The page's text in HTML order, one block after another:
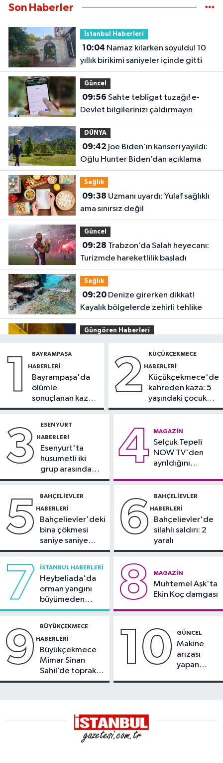
Son Haberler
İstanbul Haberleri
10:04
yıllık birikimi saniyeler içinde gitti
Güncel
09:56
Devlet bilgilerinizi çaldırmayın
DÜNYA
09:42
Oğlu Hunter Biden’dan açıklama
Sağlık
09:38
ama sınırsız değil
Güncel
09:28
Turizmde hareketlilik başladı
Sağlık
09:20Denize girerken dikkat!
Kayalık bölgelerde zehirli tehlike
Güngören Haberleri
5 katlı bina tahliye edildi
Sultanbeyli Haberleri
merkezinde korkutan yangın
İstanbul Haberleri
şahsı bu yılın ilk 7 yılında yakalamış
durumdayız"
Sitesi'ndeki yangın söndürüldü: İş
yeri kullanılamaz hale geldi
1 BAYRAMPAŞA
HABERLERI
Bayrampaşa'da
ölümle
sonuçlanan kaza:
Sürücü
2 KÜÇÜKÇEKMECE
HABERLERI
Küçükçekmece'de
kahreden kaza: 5
yaşındaki çocuk
yoğun bakımda
3 ESENYURT
HABERLERI
Esenyurt'ta
husumetli iki
grup arasında
silahlı kavga
4 MAGAZIN
Selçuk Tepeli
NOW TV'den
ayrıldığını
5 BAHÇELIEVLER
HABERLERI
Bahçelievler'deki
bina çökmesi
saniye saniye
görüntülendi
6 BAHÇELIEVLER
HABERLERI
Bahçelievler'de
silahlı saldırı: 2
yaralı
7 İSTANBUL HABERLERI
Heybeliada'da
orman yangını
büyümeden
söndürüldü
8 MAGAZIN
Muhtemel Aşk'ta
Ekin Koç damgası
9 BÜYÜKÇEKMECE
HABERLERI
Büyükçekmece
Mimar Sinan
Sahil’de toprak
kayması
10 GÜNCEL
Makine
arızası
yapan